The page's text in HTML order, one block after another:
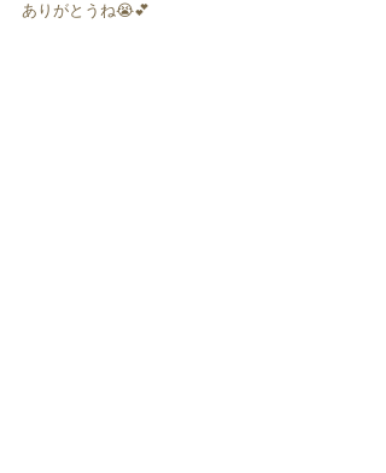
ありがとうね😭💕